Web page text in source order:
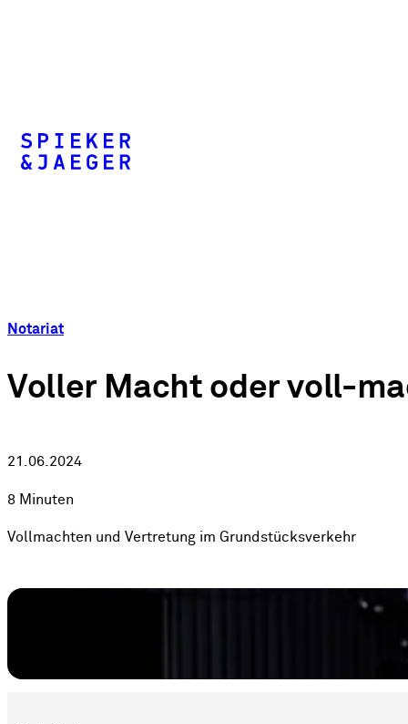
Notariat
Voller Macht oder voll-
21.06.2024
8 Minuten
Vollmachten und Vertretung im Grundstücksverkehr